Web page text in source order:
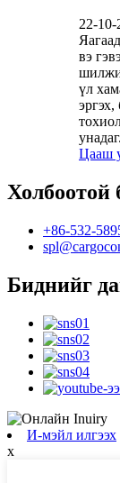
22-
вэ
үл
Цааш
Холбоотой
+86-532-
Биднийг
И-мэйл илгээх
x